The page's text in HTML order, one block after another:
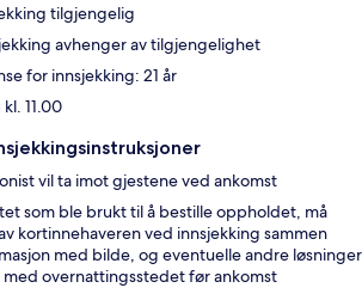
tilgjengelig
avhenger av tilgjengelighet
for innsjekking: 21 år
11.00
vil ta imot gjestene ved ankomst
som ble brukt til å bestille oppholdet, må
kortinnehaveren ved innsjekking sammen
med bilde, og eventuelle andre løsninger
med overnattingsstedet før ankomst